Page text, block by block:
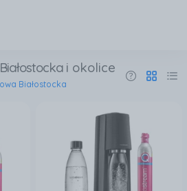
i okolice
Białostocka